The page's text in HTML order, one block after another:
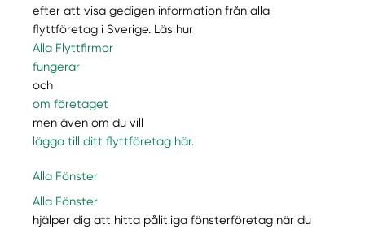
efter att visa gedigen information från alla
flyttföretag i Sverige. Läs hur
Alla Flyttfirmor
fungerar
och
om företaget
men även om du vill
lägga till ditt flyttföretag här.
Alla Fönster
Alla Fönster
hjälper dig att hitta pålitliga fönsterföretag när du